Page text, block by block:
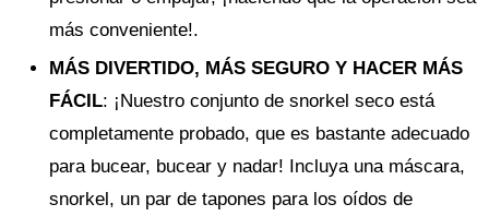
más conveniente!.
MÁS DIVERTIDO, MÁS SEGURO Y HACER MÁS
FÁCIL: ¡Nuestro conjunto de snorkel seco está
completamente probado, que es bastante adecuado
para bucear, bucear y nadar! Incluya una máscara,
snorkel, un par de tapones para los oídos de